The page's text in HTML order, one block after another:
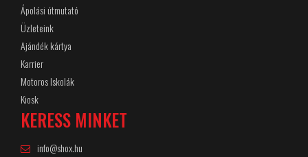
Ápolási útmutató
Üzleteink
Ajándék kártya
Karrier
Motoros Iskolák
Kiosk
KERESS MINKET
info@shox.hu